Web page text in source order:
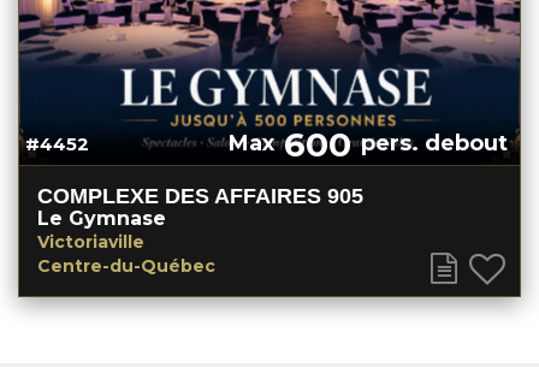
#4452 Max600pers. debout
COMPLEXE DES AFFAIRES 905
Le Gymnase
Victoriaville
Centre-du-Québec